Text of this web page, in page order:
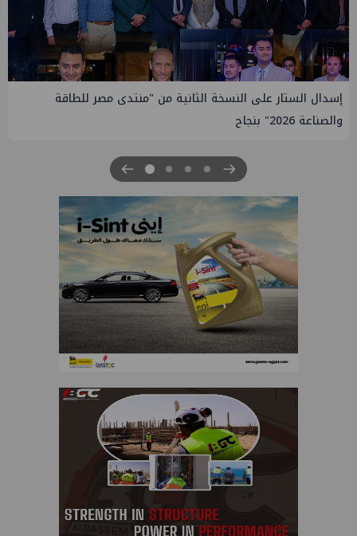
مصر للطاقة إيني تعين مديراً جديد لها في مصر